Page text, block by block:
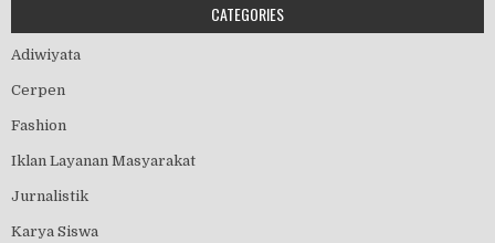
CATEGORIES
Adiwiyata
Cerpen
Fashion
Iklan Layanan Masyarakat
Jurnalistik
Karya Siswa